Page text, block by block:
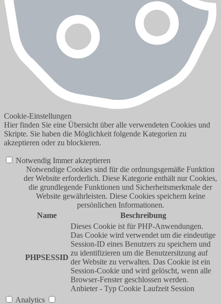
Cookie-Einstellungen
Hier finden Sie eine Übersicht über alle verwendeten Cookies und
Skripte. Sie haben die Möglichkeit folgende Kategorien zu
akzeptieren oder zu blockieren.
Notwendig Immer akzeptieren
Notwendige Cookies sind für die ordnungsgemäße Funktion
der Website erforderlich. Diese Kategorie enthält nur Cookies,
die grundlegende Funktionen und Sicherheitsmerkmale der
Website gewährleisten. Diese Cookies speichern keine
persönlichen Informationen.
Name
Beschreibung
PHPSESSID
Dieses Cookie ist für PHP-Anwendungen.
Das Cookie wird verwendet um die eindeutige
Session-ID eines Benutzers zu speichern und
zu identifizieren um die Benutzersitzung auf
der Website zu verwalten. Das Cookie ist ein
Session-Cookie und wird gelöscht, wenn alle
Browser-Fenster geschlossen werden.
Anbieter - Typ Cookie Laufzeit Session
Analytics